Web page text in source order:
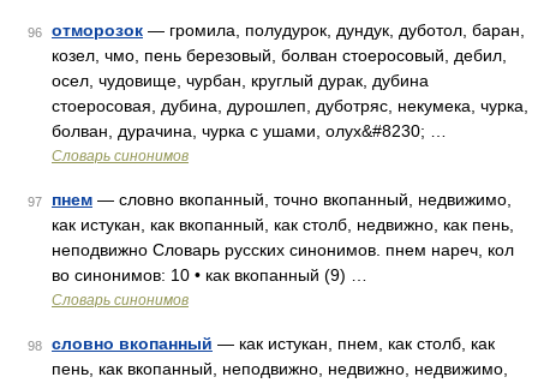
96 отморозок — громила, полудурок, дундук, дуботол, баран,
козел, чмо, пень березовый, болван стоеросовый, дебил,
осел, чудовище, чурбан, круглый дурак, дубина
стоеросовая, дубина, дурошлеп, дуботряс, некумека, чурка,
болван, дурачина, чурка с ушами, олух&#8230; …
Словарь синонимов
97 пнем — словно вкопанный, точно вкопанный, недвижимо,
как истукан, как вкопанный, как столб, недвижно, как пень,
неподвижно Словарь русских синонимов. пнем нареч, кол
во синонимов: 10 • как вкопанный (9) …
Словарь синонимов
98 словно вкопанный — как истукан, пнем, как столб, как
пень, как вкопанный, неподвижно, недвижно, недвижимо,